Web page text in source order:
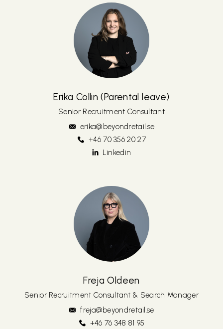
Erika Collin (Parental leave)
Senior Recruitment Consultant
erika@beyondretail.se
+46 70 356 20 27
Linkedin
Freja Oldeen
Senior Recruitment Consultant & Search Manager
freja@beyondretail.se
+46 76 348 81 95